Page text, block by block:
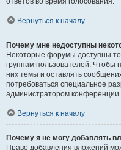
Вернуться к началу
Почему мне недоступны
Некоторые форумы доступны
группам пользователей. Чтобы
них темы и оставлять
потребоваться специальное
администратором конференции
Вернуться к началу
Почему я не могу добавлять
Право добавления вложений